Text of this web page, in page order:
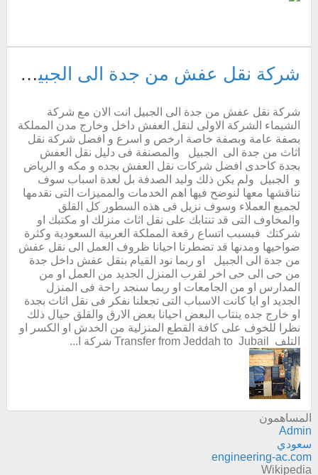
شركة نقل عفش من جدة الى الجبيل ارخص شركة نقل اثاث من جده للجبيل مع الفك والتركيب والتغليف والضمان
شركة نقل عفش من جدة الى الجبيل انت الان مع شركة
الشيماء الشركة الاولى لنقل العفش داخل وخارج مدن المملكة
بصفة عامة وبصفة خاصة ارخص و اسرع و افضل شركة نقل
اثاث من جدة الى الجبيل والمصنفة فى دليل نقل العفش
بجدة كاحدى افضل شركات نقل العفش بجده و مكه و الرياض
و الجبيل ولم يكن ذلك وليد الصدفة بل لعدة اسباب سوف
نناقشها معها لنوضح فيها اهم الخدمات والمميزات التى نقدمها
لجميع العملاء وسوف نزيل فى هذه السطور كل القلق
والمخاوف التى قد تنتابك على نقل اثاث منزلك او مكتبك او
شركتك فبسبب اتساع رقعة المملكة العربية السعودية وكثرة
ضواحيها ومدنها قد تضطرنا احيانا ظروف العمل الى نقل عفش
من جدة الى الجبيل او ربما نود القيام بنقل عفش داخل جدة
من حى الى حى اخر لقرب المنزل الجديد من العمل او من
المدارس او من الجامعات او ربما سنجد راحة فى المنزل
الجديد او ايا كانت الاسباب التى تجعلنا نفكر فى نقل اثاث بجدة
او خارج جده ينتاب البعض احيانا بعض الارق والقلق حيال ذلك
نظرا للخوف على كافة القطع المنزلية من الخدش او الكسر او
التلف Transfer from Jeddah to Jubail شركة ا...
المساهمون
Admin
سعودي
engineering-ac.com
Wikipedia